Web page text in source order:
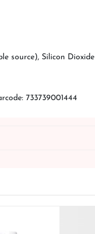
source), Silicon Dioxide
733739001444